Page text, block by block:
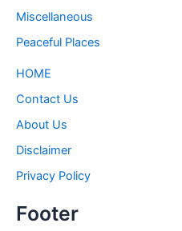
Miscellaneous
Peaceful Places
HOME
Contact Us
About Us
Disclaimer
Privacy Policy
Footer